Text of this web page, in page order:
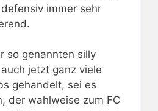
immer sehr
so genannten silly
jetzt ganz viele
gehandelt, sei es
der wahlweise zum FC